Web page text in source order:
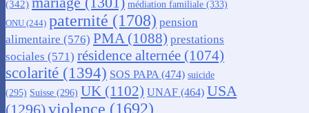
(342)
médiation familiale (333)
ONU (244) paternité (1708) pension
alimentaire (576) PMA (1088) prestations
sociales (571) résidence alternée (1074)
scolarité (1394) SOS PAPA (474) suicide
(295) Suisse (296) UK (1102) UNAF (464) USA
(1296)violence (1692)